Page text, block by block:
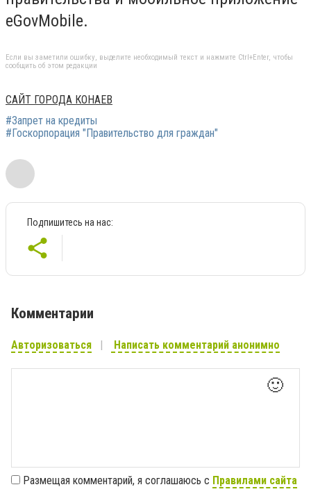
eGovMobile.
Если вы заметили ошибку, выделите необходимый текст и нажмите Ctrl+Enter, чтобы
сообщить об этом редакции
САЙТ ГОРОДА КОНАЕВ
#Запрет на кредиты
#Госкорпорация "Правительство для граждан"
Подпишитесь на нас:
Комментарии
Авторизоваться Написать комментарий анонимно
🙂
Размещая комментарий, я соглашаюсь с Правилами сайта